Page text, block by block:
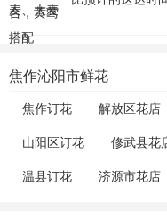
焦作沁阳市鲜花
焦作订花 解放区花店
山阳区订花 修武县花
温县订花 济源市花店